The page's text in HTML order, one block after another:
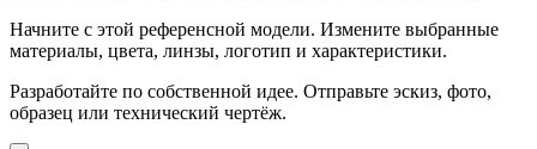
Начните с этой референсной модели. Измените выбранные
материалы, цвета, линзы, логотип и характеристики.
Разработайте по собственной идее. Отправьте эскиз, фото,
образец или технический чертёж.